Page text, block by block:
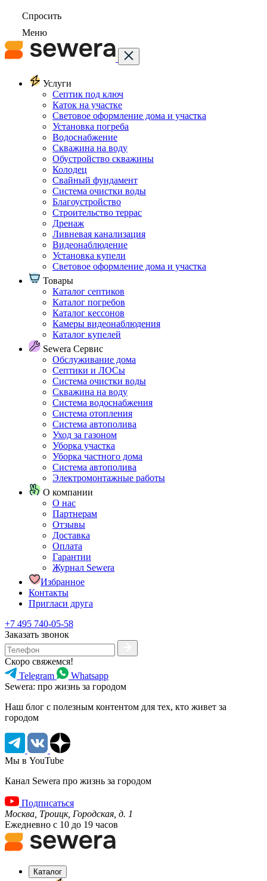
Спросить
Меню
Услуги
Септик под ключ
Каток на участке
Световое оформление дома и участка
Установка погреба
Водоснабжение
Скважина на воду
Обустройство скважины
Колодец
Свайный фундамент
Система очистки воды
Благоустройство
Строительство террас
Дренаж
Ливневая канализация
Видеонаблюдение
Установка купели
Световое оформление дома и участка
Товары
Каталог септиков
Каталог погребов
Каталог кессонов
Камеры видеонаблюдения
Каталог купелей
Sewera Сервис
Обслуживание дома
Септики и ЛОСы
Система очистки воды
Скважина на воду
Система водоснабжения
Система отопления
Система автополива
Уход за газоном
Уборка участка
Уборка частного дома
Система автополива
Электромонтажные работы
О компании
О нас
Партнерам
Отзывы
Доставка
Оплата
Гарантии
Журнал Sewera
Избранное
Контакты
Пригласи друга
+7 495 740-05-58
Заказать звонок
Скоро свяжемся!
Telegram
Whatsapp
Sewera: про жизнь за городом
Наш блог c полезным контентом для тех, кто живет за
городом
Мы в YouTube
Канал Sewera про жизнь за городом
Подписаться
Москва, Троицк, Городская, д. 1
Ежедневно с 10 до 19 часов
Каталог